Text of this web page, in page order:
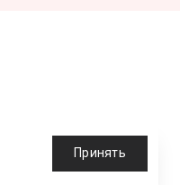
Принять